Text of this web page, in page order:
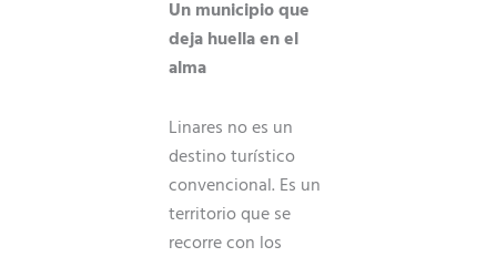
Un municipio que
deja huella en el
alma
Linares no es un
destino turístico
convencional. Es un
territorio que se
recorre con los